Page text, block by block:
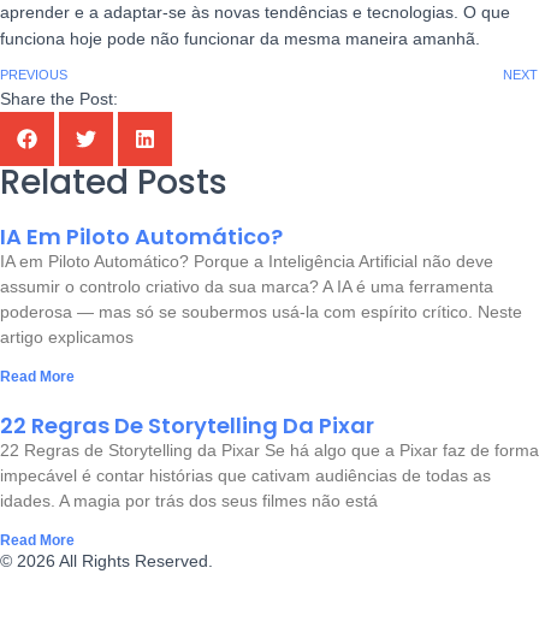
aprender e a adaptar-se às novas tendências e tecnologias. O que
funciona hoje pode não funcionar da mesma maneira amanhã.
PREVIOUS NEXT
Share the Post:
Related Posts
IA Em Piloto Automático?
IA em Piloto Automático? Porque a Inteligência Artificial não deve
assumir o controlo criativo da sua marca? A IA é uma ferramenta
poderosa — mas só se soubermos usá-la com espírito crítico. Neste
artigo explicamos
Read More
22 Regras De Storytelling Da Pixar
22 Regras de Storytelling da Pixar Se há algo que a Pixar faz de forma
impecável é contar histórias que cativam audiências de todas as
idades. A magia por trás dos seus filmes não está
Read More
© 2026 All Rights Reserved.